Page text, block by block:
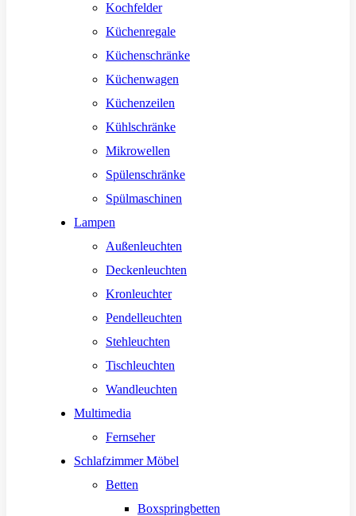
Kochfelder
Küchenregale
Küchenschränke
Küchenwagen
Küchenzeilen
Kühlschränke
Mikrowellen
Spülenschränke
Spülmaschinen
Lampen
Außenleuchten
Deckenleuchten
Kronleuchter
Pendelleuchten
Stehleuchten
Tischleuchten
Wandleuchten
Multimedia
Fernseher
Schlafzimmer Möbel
Betten
Boxspringbetten